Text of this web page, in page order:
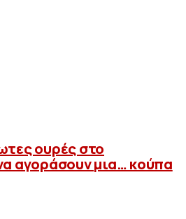
ουρές στο
αγοράσουν μια… κούπα